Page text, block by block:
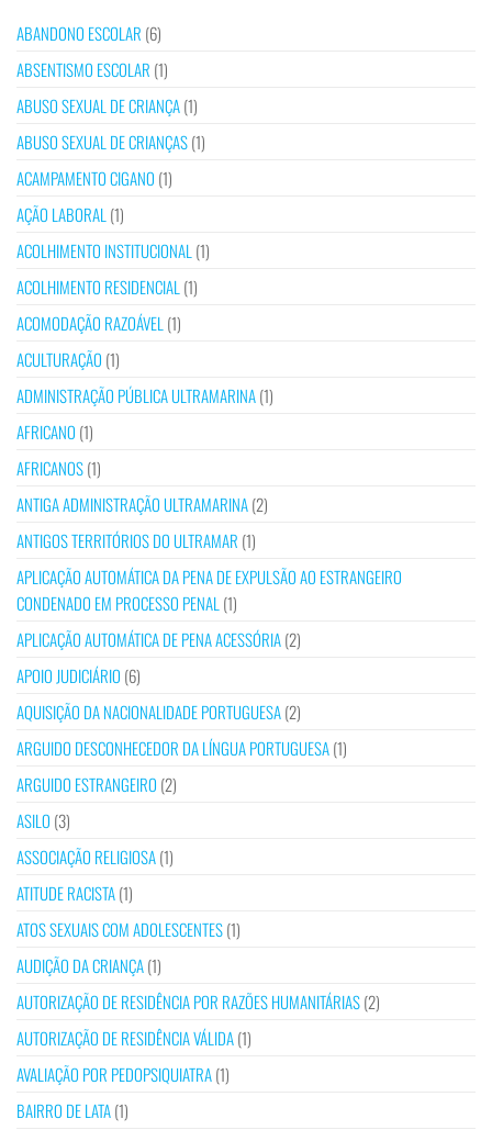
ABANDONO ESCOLAR (6)
ABSENTISMO ESCOLAR (1)
ABUSO SEXUAL DE CRIANÇA(1)
ABUSO SEXUAL DE CRIANÇAS(1)
ACAMPAMENTO CIGANO (1)
AÇÃO LABORAL (1)
ACOLHIMENTO INSTITUCIONAL (1)
ACOLHIMENTO RESIDENCIAL (1)
ACOMODAÇÃO RAZOÁVEL (1)
ACULTURAÇÃO (1)
ADMINISTRAÇÃO PÚBLICA ULTRAMARINA(1)
AFRICANO (1)
AFRICANOS(1)
ANTIGA ADMINISTRAÇÃO ULTRAMARINA(2)
ANTIGOS TERRITÓRIOS DO ULTRAMAR (1)
APLICAÇÃO AUTOMÁTICA DA PENA DE EXPULSÃO AO ESTRANGEIRO
CONDENADO EM PROCESSO PENAL (1)
APLICAÇÃO AUTOMÁTICA DE PENA ACESSÓRIA(2)
APOIO JUDICIÁRIO (6)
AQUISIÇÃO DA NACIONALIDADE PORTUGUESA(2)
ARGUIDO DESCONHECEDOR DA LÍNGUA PORTUGUESA(1)
ARGUIDO ESTRANGEIRO (2)
ASILO (3)
ASSOCIAÇÃO RELIGIOSA(1)
ATITUDE RACISTA(1)
ATOS SEXUAIS COM ADOLESCENTES(1)
AUDIÇÃO DA CRIANÇA(1)
AUTORIZAÇÃO DE RESIDÊNCIA POR RAZÕES HUMANITÁRIAS(2)
AUTORIZAÇÃO DE RESIDÊNCIA VÁLIDA(1)
AVALIAÇÃO POR PEDOPSIQUIATRA(1)
BAIRRO DE LATA(1)